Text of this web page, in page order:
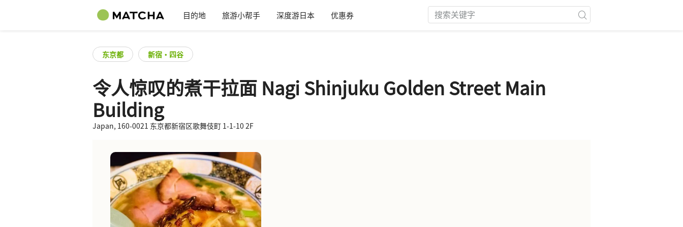
目的地 旅游小帮手 深度游日本 优惠券
东京都 新宿・四谷
令人惊叹的煮干拉面 Nagi Shinjuku Golden Street Main
Building
Japan, 160-0021 东京都新宿区歌舞伎町 1-1-10 2F